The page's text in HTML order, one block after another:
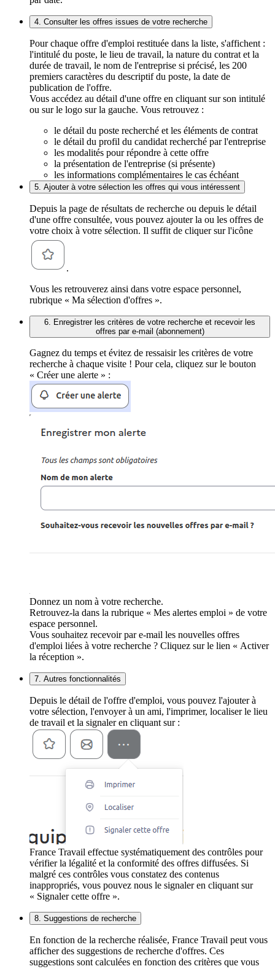
4. Consulter les offres issues de votre recherche
Pour chaque offre d'emploi restituée dans la liste, s'affichent :
l'intitulé du poste, le lieu de travail, la nature du contrat et la
durée de travail, le nom de l'entreprise si précisé, les 200
premiers caractères du descriptif du poste, la date de
publication de l'offre.
Vous accédez au détail d'une offre en cliquant sur son intitulé
ou sur le logo sur la gauche. Vous retrouvez :
le détail du poste recherché et les éléments de contrat
le détail du profil du candidat recherché par l'entreprise
les modalités pour répondre à cette offre
la présentation de l'entreprise (si présente)
les informations complémentaires le cas échéant
5. Ajouter à votre sélection les offres qui vous intéressent
Depuis la page de résultats de recherche ou depuis le détail
d'une offre consultée, vous pouvez ajouter la ou les offres de
votre choix à votre sélection. Il suffit de cliquer sur l'icône
.
Vous les retrouverez ainsi dans votre espace personnel,
rubrique « Ma sélection d'offres ».
6. Enregistrer les critères de votre recherche et recevoir les
offres par e-mail (abonnement)
Gagnez du temps et évitez de ressaisir les critères de votre
recherche à chaque visite ! Pour cela, cliquez sur le bouton
« Créer une alerte » :
Donnez un nom à votre recherche.
Retrouvez-la dans la rubrique « Mes alertes emploi » de votre
espace personnel.
Vous souhaitez recevoir par e-mail les nouvelles offres
d'emploi liées à votre recherche ? Cliquez sur le lien « Activer
la réception ».
7. Autres fonctionnalités
Depuis le détail de l'offre d'emploi, vous pouvez l'ajouter à
votre sélection, l'envoyer à un ami, l'imprimer, localiser le lieu
de travail et la signaler en cliquant sur :
France Travail effectue systématiquement des contrôles pour
vérifier la légalité et la conformité des offres diffusées. Si
malgré ces contrôles vous constatez des contenus
inappropriés, vous pouvez nous le signaler en cliquant sur
« Signaler cette offre ».
8. Suggestions de recherche
En fonction de la recherche réalisée, France Travail peut vous
afficher des suggestions de recherche d'offres. Ces
suggestions sont calculées en fonction des critères que vous